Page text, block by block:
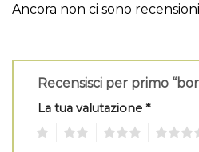
Ancora non ci sono
Recensisci per primo
La tua valutazione *